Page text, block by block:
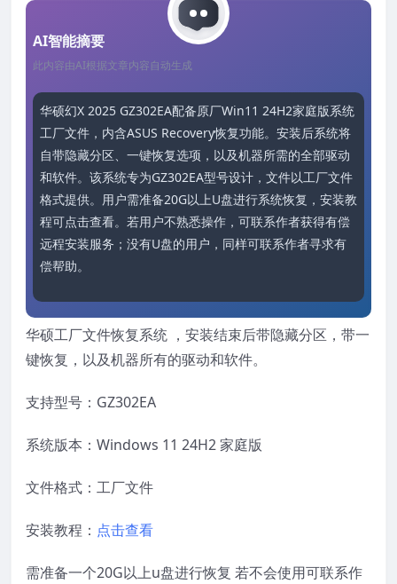
AI智能摘要
此内容由AI根据文章内容自动生成
华硕幻X 2025 GZ302EA配备原厂Win11 24H2家庭版系统
工厂文件，内含ASUS Recovery恢复功能。安装后系统将
自带隐藏分区、一键恢复选项，以及机器所需的全部驱动
和软件。该系统专为GZ302EA型号设计，文件以工厂文件
格式提供。用户需准备20G以上U盘进行系统恢复，安装教
程可点击查看。若用户不熟悉操作，可联系作者获得有偿
远程安装服务；没有U盘的用户，同样可联系作者寻求有
偿帮助。
华硕工厂文件恢复系统 ，安装结束后带隐藏分区，带一
键恢复，以及机器所有的驱动和软件。
支持型号：GZ302EA
系统版本：Windows 11 24H2 家庭版
文件格式：工厂文件
安装教程： 点击查看
需准备一个20G以上u盘进行恢复 若不会使用可联系作